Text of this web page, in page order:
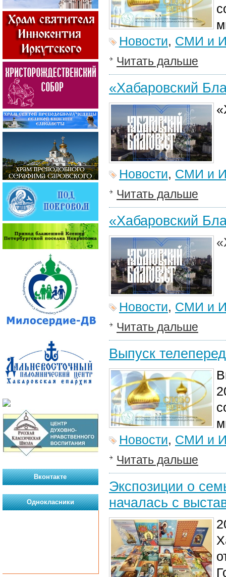
Новости, СМИ и
Читать дальше
«Хабаровский
Новости, СМИ и
Читать дальше
«Хабаровский
Новости, СМИ и
Читать дальше
Выпуск
Новости, СМИ и
Читать дальше
Экспозиции о
началась с
Вконтакте
Однокласники